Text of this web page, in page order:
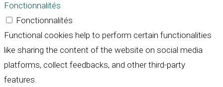
Fonctionnalités
Fonctionnalités
Functional cookies help to perform certain functionalities
like sharing the content of the website on social media
platforms, collect feedbacks, and other third-party
features.